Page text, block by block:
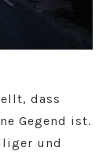
dass
Gegend ist.
und